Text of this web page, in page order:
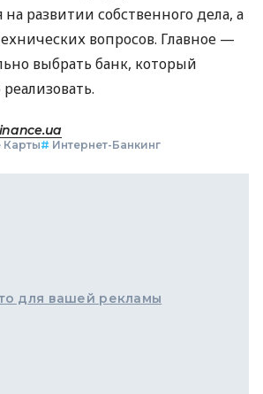
на развитии собственного дела, а
вопросов. Главное —
выбрать банк, который
Карты# Интернет-Банкинг
для вашей рекламы